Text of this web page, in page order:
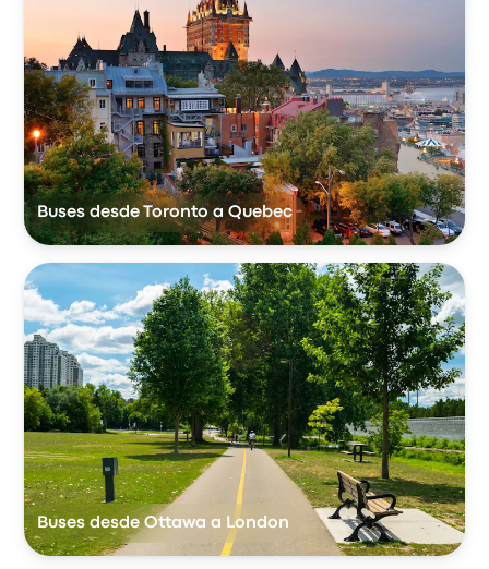
Buses desde Toronto a Quebec
Buses desde Ottawa a London